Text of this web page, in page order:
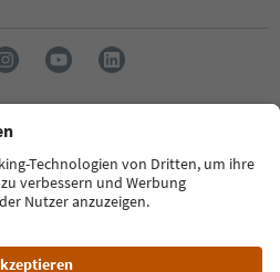
Deutsch
MICE Datenschutzerklärung